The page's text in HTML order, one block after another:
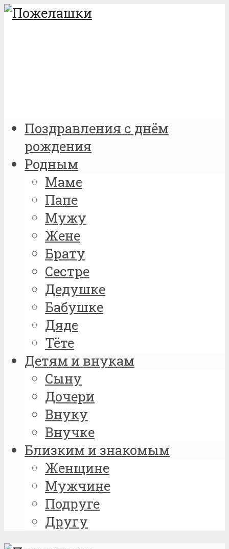
Поздравления с днём
рождения
Родным
Маме
Папе
Мужу
Жене
Брату
Сестре
Дедушке
Бабушке
Дяде
Тёте
Детям и внукам
Сыну
Дочери
Внуку
Внучке
Близким и знакомым
Женщине
Мужчине
Подруге
Другу